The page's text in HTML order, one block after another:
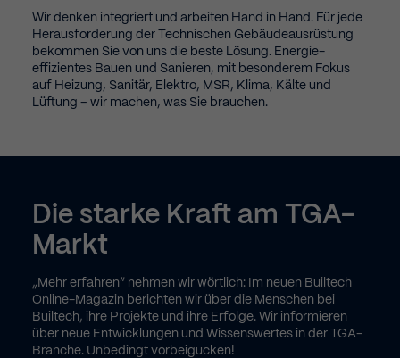
8
9
0
8
9
0
9
0
8
9
0
9
0
8
9
0
8
9
0
8
9
0
9
0
Wir denken integriert und arbeiten Hand in Hand. Für jede
Herausforderung der Technischen Gebäudeausrüstung
bekommen Sie von uns die beste Lösung. Energie­
effizientes Bauen und Sanieren, mit besonderem Fokus
auf Heizung, Sanitär, Elektro, MSR, Klima, Kälte und
Lüftung – wir machen, was Sie brauchen.
Die starke Kraft am TGA-
Markt
„Mehr erfahren“ nehmen wir wörtlich: Im neuen Builtech
Online-Magazin berichten wir über die Menschen bei
Builtech, ihre Projekte und ihre Erfolge. Wir informieren
über neue Entwicklungen und Wissenswertes in der TGA-
Branche. Unbedingt vorbeigucken!